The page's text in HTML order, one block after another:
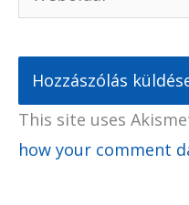
This site uses
how your comment